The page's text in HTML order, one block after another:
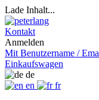
Lade Inhalt...
Kontakt
Anmelden
Mit Benutzername /
Einkaufswagen
de
en
fr